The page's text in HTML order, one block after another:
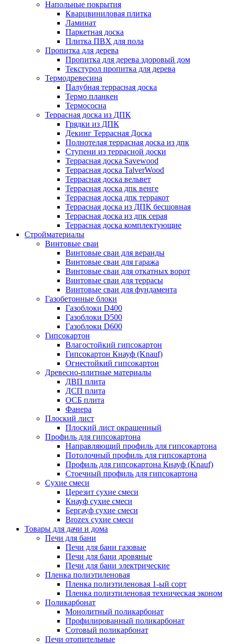
Напольные покрытия
Кварцвиниловая плитка
Ламинат
Паркетная доска
Плитка ПВХ для пола
Пропитка для дерева
Пропитка для дерева здоровый дом
Текстурол пропитка для дерева
Термодревесина
Палубная террасная доска
Термо планкен
Термососна
Террасная доска из ДПК
Грядки из ДПК
Декинг Террасная Доска
Полнотелая террасная доска из дпк
Ступени из террасной доски
Террасная доска Savewood
Террасная доска TalverWood
Террасная доска вельвет
Террасная доска дпк венге
Террасная доска дпк терракот
Террасная доска из ДПК бесшовная
Террасная доска из дпк серая
Террасная доска комплектующие
Стройматериалы
Винтовые сваи
Винтовые сваи для веранды
Винтовые сваи для гаража
Винтовые сваи для откатных ворот
Винтовые сваи для террасы
Винтовые сваи для фундамента
Газобетонные блоки
Газоблоки D400
Газоблоки D500
Газоблоки D600
Гипсокартон
Влагостойкий гипсокартон
Гипсокартон Кнауф (Knauf)
Огнестойкий гипсокартон
Древесно-плитные материалы
ДВП плита
ДСП плита
ОСБ плита
Фанера
Плоский лист
Плоский лист окрашенный
Профиль для гипсокартона
Направляющий профиль для гипсокартона
Потолочный профиль для гипсокартона
Профиль для гипсокартона Кнауф (Knauf)
Стоечный профиль для гипсокартона
Сухие смеси
Церезит сухие смеси
Кнауф сухие смеси
Бергауф сухие смеси
Brozex сухие смеси
Товары для дачи и дома
Печи для бани
Печи для бани газовые
Печи для бани дровяные
Печи для бани электрические
Пленка полиэтиленовая
Пленка полиэтиленовая 1-ый сорт
Пленка полиэтиленовая техническая эконом
Поликарбонат
Монолитный поликарбонат
Профилированный поликарбонат
Сотовый поликарбонат
Печи отопительные